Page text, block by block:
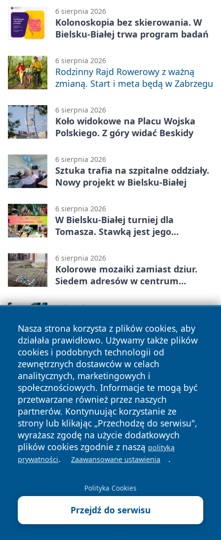
6 sierpnia 2026
Kolonoskopia bez skierowania. W
Bielsku-Białej trwa program badań
6 sierpnia 2026
Rodzinny Rajd Rowerowy z ważną
zmianą. Start i meta będą w Zabrzegu
6 sierpnia 2026
Koło widokowe na Placu Wojska
Polskiego. Z góry widać Beskidy
6 sierpnia 2026
Sztuka trafia na szpitalne oddziały.
Nowy projekt w Bielsku-Białej
6 sierpnia 2026
W Bielsku-Białej turniej dla
Tomasza. Stawką jest jego
6 sierpnia 2026
Kolorowe mozaiki zamiast dziur.
Siedem adresów w centrum
6 sierpnia 2026
nabierają tempa - Dzień Dobry BCK
wraca
5 sierpnia 2026
[PIŁKA NOŻNA] Puchar Polski:
Sandecja Nowy Sącz – Rekord
Bielsko-Biała 3:0
5 sierpnia 2026
[PIŁKA NOŻNA] Puchar Polski:
Podbeskidzie Bielsko-Biała – Hutnik
Kraków 2:0. Dwa gole K. Twardosza
w Dankowicach
5 sierpnia 2026
35 lat folkloru zapisanych w jednym
5 sierpnia 2026
Czechowice-Dziedzice miały nosić
inną nazwę. Wszystko zaczęło się
Nasza strona korzysta z plików cookies, aby
działała prawidłowo. Używamy także plików
cookies i podobnych technologii od
zewnętrznych dostawców w celach
analitycznych, marketingowych i
społecznościowych. Informacje te mogą być
przetwarzane również przez naszych
partnerów. Kontynuując korzystanie ze
strony lub klikając „Przechodzę do serwisu",
wyrażasz zgodę na użycie dodatkowych
plików cookies zgodnie z naszą polityką
prywatności. Zaawansowane ustawienia .
Polityka Cookies
Przejdź do serwisu